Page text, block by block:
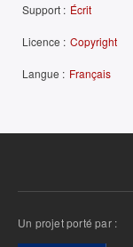
Support : Écrit
Licence : Copyright
Langue : Français
Un projet porté par :